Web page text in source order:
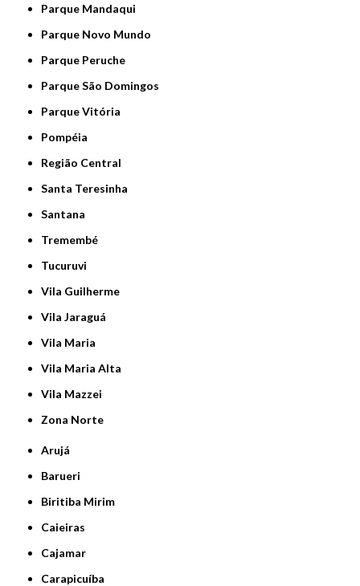
Parque Mandaqui
Parque Novo Mundo
Parque Peruche
Parque São Domingos
Parque Vitória
Pompéia
Região Central
Santa Teresinha
Santana
Tremembé
Tucuruvi
Vila Guilherme
Vila Jaraguá
Vila Maria
Vila Maria Alta
Vila Mazzei
Zona Norte
Arujá
Barueri
Biritiba Mirim
Caieiras
Cajamar
Carapicuíba